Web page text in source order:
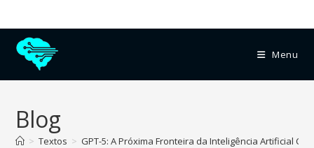
Menu
Blog
> Textos > GPT-5: A Próxima Fronteira da Inteligência Artificial